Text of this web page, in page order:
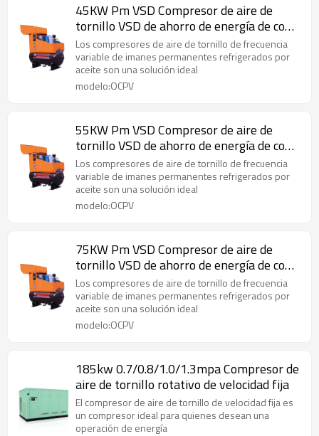
45KW Pm VSD Compresor de aire de
tornillo VSD de ahorro de energía de con
enfriamiento de aceite
Los compresores de aire de tornillo de frecuencia
variable de imanes permanentes refrigerados por
aceite son una solución ideal
modelo:OCPV
55KW Pm VSD Compresor de aire de
tornillo VSD de ahorro de energía de con
enfriamiento de aceite
Los compresores de aire de tornillo de frecuencia
variable de imanes permanentes refrigerados por
aceite son una solución ideal
modelo:OCPV
75KW Pm VSD Compresor de aire de
tornillo VSD de ahorro de energía de con
enfriamiento de aceite
Los compresores de aire de tornillo de frecuencia
variable de imanes permanentes refrigerados por
aceite son una solución ideal
modelo:OCPV
185kw 0.7/0.8/1.0/1.3mpa Compresor de
aire de tornillo rotativo de velocidad fija
El compresor de aire de tornillo de velocidad fija es
un compresor ideal para quienes desean una
operación de energía